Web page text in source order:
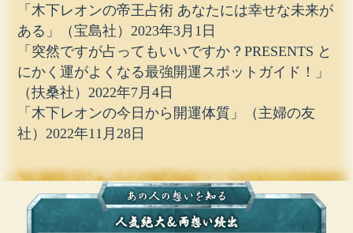
「木下レオンの帝王占術 あなたには幸せな未来が
ある」（宝島社）2023年3月1日
「突然ですが占ってもいいですか？PRESENTS と
にかく運がよくなる最強開運スポットガイド！」
（扶桑社）2022年7月4日
「木下レオンの今日から開運体質」（主婦の友
社）2022年11月28日